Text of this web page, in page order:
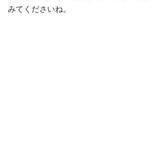
みてくださいね。